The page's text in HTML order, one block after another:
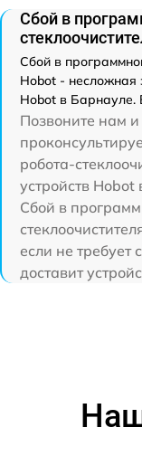
Сбой в
Сбой в
Hobot - несложная
Hobot в Барнауле.
Позвоните нам
робота-
устройств
Сбой в
если не
доставит